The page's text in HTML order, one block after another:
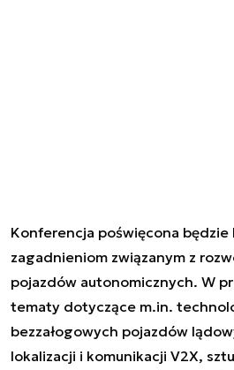
Konferencja poświęcona będzie
zagadnieniom związanym z
pojazdów autonomicznych. W
tematy dotyczące m.in.
bezzałogowych pojazdów
lokalizacji i komunikacji V2X,